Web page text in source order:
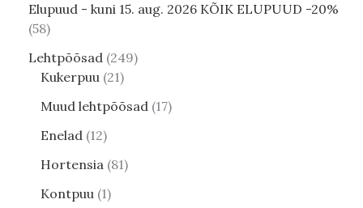
Elupuud - kuni 15. aug. 2026 KÕIK ELUPUUD -20%
58
Lehtpõõsad 249
Kukerpuu 21
Muud lehtpõõsad 17
Enelad 12
Hortensia 81
Kontpuu 1